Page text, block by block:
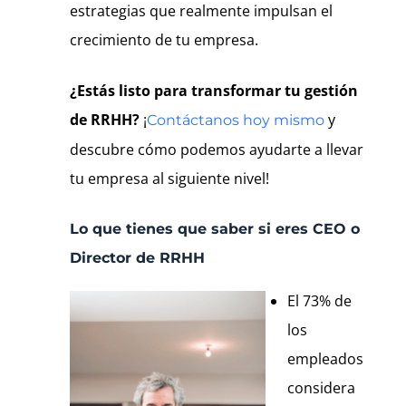
estrategias que realmente impulsan el
crecimiento de tu empresa.
¿Estás listo para transformar tu gestión
de RRHH?¡Contáctanos hoy mismoy
descubre cómo podemos ayudarte a llevar
tu empresa al siguiente nivel!
Lo que tienes que saber si eres CEO o
Director de RRHH
El 73% de
los
empleados
considera